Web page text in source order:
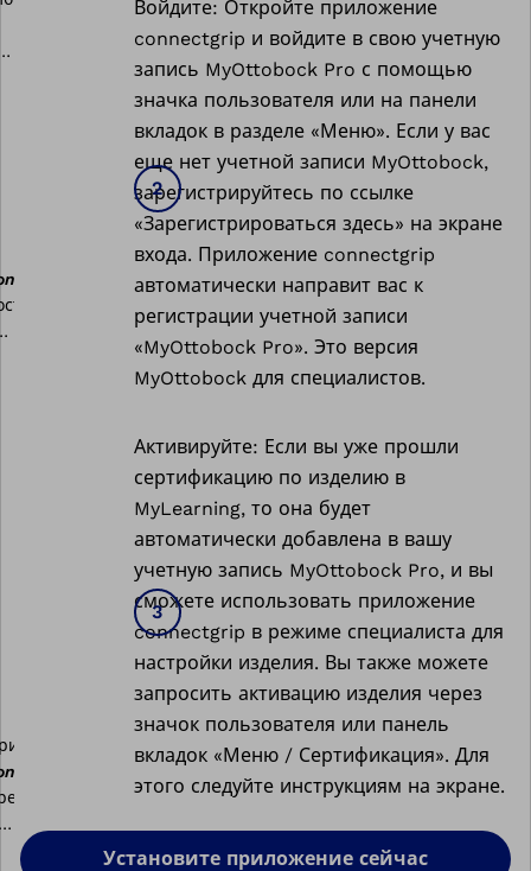
Войдите: Откройте приложение
connectgrip и войдите в свою учетную
запись MyOttobock Pro с помощью
значка пользователя или на панели
вкладок в разделе «Меню». Если у вас
еще нет учетной записи MyOttobock,
зарегистрируйтесь по ссылке
«Зарегистрироваться здесь» на экране
входа. Приложение connectgrip
автоматически направит вас к
регистрации учетной записи
«MyOttobock Pro». Это версия
MyOttobock для специалистов.
Активируйте: Если вы уже прошли
сертификацию по изделию в
MyLearning, то она будет
автоматически добавлена в вашу
учетную запись MyOttobock Pro, и вы
сможете использовать приложение
connectgrip в режиме специалиста для
настройки изделия. Вы также можете
запросить активацию изделия через
значок пользователя или панель
вкладок «Меню / Сертификация». Для
этого следуйте инструкциям на экране.
Установите приложение сейчас